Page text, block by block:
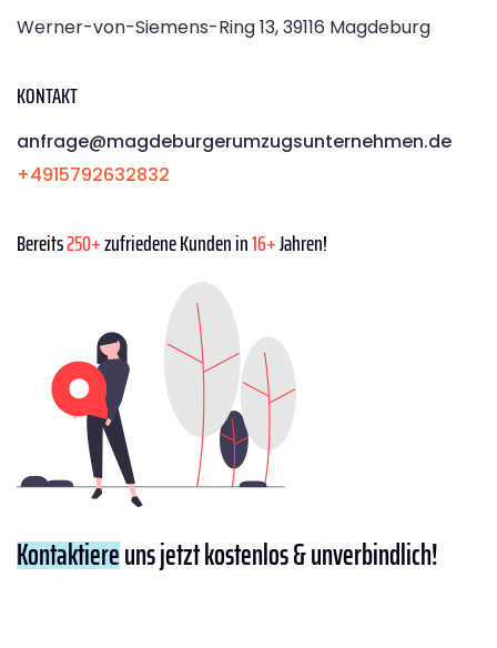
Werner-von-Siemens-Ring 13, 39116 Magdeburg
KONTAKT
anfrage@magdeburgerumzugsunternehmen.de
+4915792632832
Bereits250+zufriedene Kunden in16+Jahren!
Kontaktiereuns jetzt kostenlos & unverbindlich!